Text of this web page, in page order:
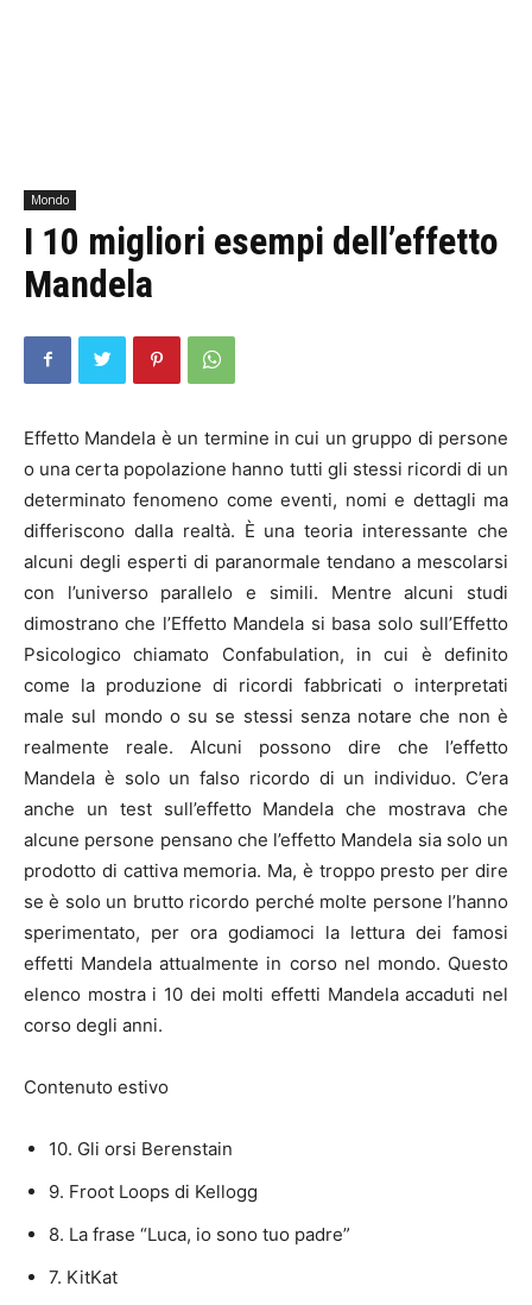
Mondo
I 10 migliori esempi dell’effetto
Mandela
Effetto Mandela è un termine in cui un gruppo di persone
o una certa popolazione hanno tutti gli stessi ricordi di un
determinato fenomeno come eventi, nomi e dettagli ma
differiscono dalla realtà. È una teoria interessante che
alcuni degli esperti di paranormale tendano a mescolarsi
con l’universo parallelo e simili. Mentre alcuni studi
dimostrano che l’Effetto Mandela si basa solo sull’Effetto
Psicologico chiamato Confabulation, in cui è definito
come la produzione di ricordi fabbricati o interpretati
male sul mondo o su se stessi senza notare che non è
realmente reale. Alcuni possono dire che l’effetto
Mandela è solo un falso ricordo di un individuo. C’era
anche un test sull’effetto Mandela che mostrava che
alcune persone pensano che l’effetto Mandela sia solo un
prodotto di cattiva memoria. Ma, è troppo presto per dire
se è solo un brutto ricordo perché molte persone l’hanno
sperimentato, per ora godiamoci la lettura dei famosi
effetti Mandela attualmente in corso nel mondo. Questo
elenco mostra i 10 dei molti effetti Mandela accaduti nel
corso degli anni.
Contenuto estivo
10. Gli orsi Berenstain
9. Froot Loops di Kellogg
8. La frase “Luca, io sono tuo padre”
7. KitKat